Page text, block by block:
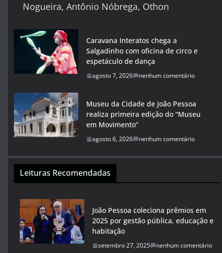
Nogueira, Antônio Nóbrega, Othon
Caravana Interatos chega a
Salgadinho com oficina de circo e
espetáculo de dança
agosto 7, 2026 nenhum comentário
Museu da Cidade de João Pessoa
realiza primeira edição do “Museu
em Movimento”
agosto 6, 2026 nenhum comentário
Leituras Recomendadas
João Pessoa coleciona prêmios em
2025 por gestão pública, educação e
habitação
setembro 27, 2025 nenhum comentário